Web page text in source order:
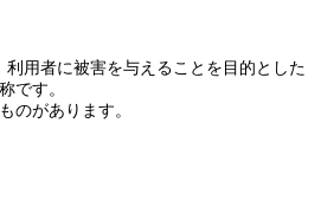
利用者に被害を与えることを目的とした
です。
のがあります。